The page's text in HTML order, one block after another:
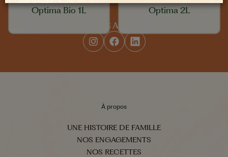
Optima Bio 1L
Optima 2L
SUIVEZ-NOUS AU QUOTIDIEN
À propos
UNE HISTOIRE DE FAMILLE
NOS ENGAGEMENTS
NOS RECETTES